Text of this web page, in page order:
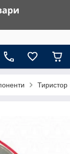
Тиристор